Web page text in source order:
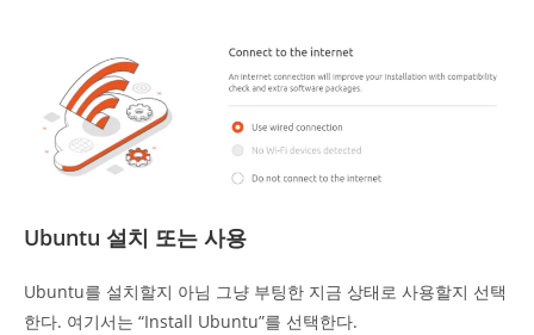
Ubuntu 설치 또는 사용
Ubuntu를 설치할지 아님 그냥 부팅한 지금 상태로 사용할지 선택
한다. 여기서는 “Install Ubuntu”를 선택한다.